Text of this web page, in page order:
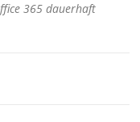
365 dauerhaft